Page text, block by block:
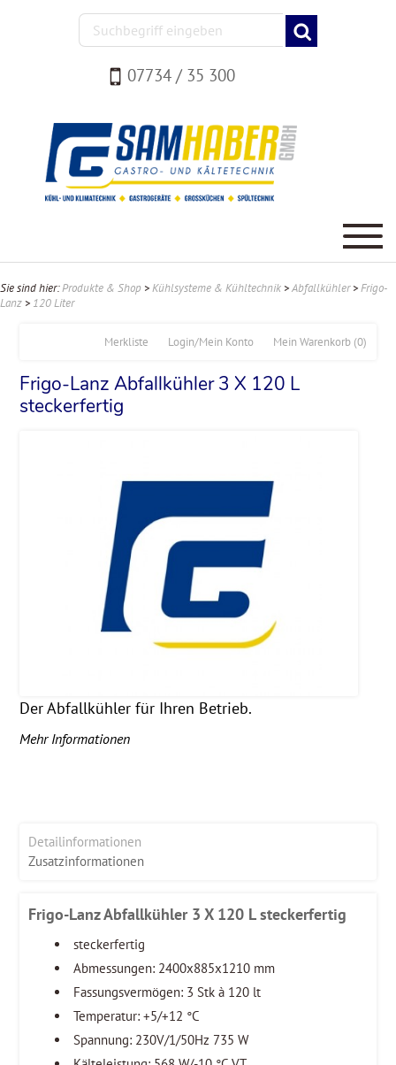
07734 / 35 300
Sie sind hier:Produkte & Shop >Kühlsysteme & Kühltechnik >Abfallkühler>Frigo-
Lanz > 120 Liter
Mein Warenkorb (0)
Login/Mein Konto
Merkliste
Frigo-Lanz Abfallkühler 3 X 120 L
steckerfertig
Der Abfallkühler für Ihren Betrieb.
Mehr Informationen
Detailinformationen
Zusatzinformationen
Frigo-Lanz Abfallkühler 3 X 120 L steckerfertig
steckerfertig
Abmessungen: 2400x885x1210 mm
Fassungsvermögen: 3 Stk à 120 lt
Temperatur: +5/+12 °C
Spannung: 230V/1/50Hz 735 W